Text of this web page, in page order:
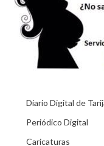
Diario Digital de
Periódico Digital
Caricaturas